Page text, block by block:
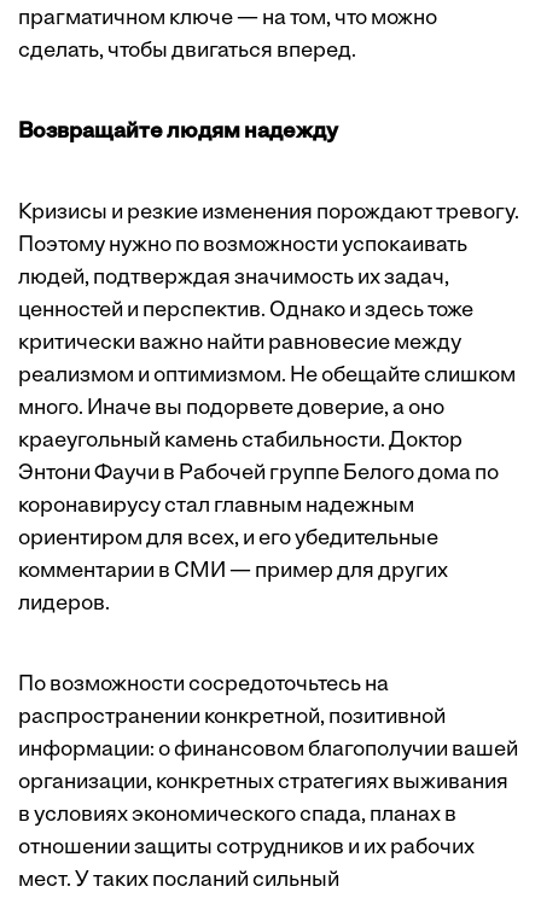
прагматичном ключе — на том, что можно
сделать, чтобы двигаться вперед.
Возвращайте людям надежду
Кризисы и резкие изменения порождают тревогу.
Поэтому нужно по возможности успокаивать
людей, подтверждая значимость их задач,
ценностей и перспектив. Однако и здесь тоже
критически важно найти равновесие между
реализмом и оптимизмом. Не обещайте слишком
много. Иначе вы подорвете доверие, а оно
краеугольный камень стабильности. Доктор
Энтони Фаучи в Рабочей группе Белого дома по
коронавирусу стал главным надежным
ориентиром для всех, и его убедительные
комментарии в СМИ — пример для других
лидеров.
По возможности сосредоточьтесь на
распространении конкретной, позитивной
информации: о финансовом благополучии вашей
организации, конкретных стратегиях выживания
в условиях экономического спада, планах в
отношении защиты сотрудников и их рабочих
мест. У таких посланий сильный